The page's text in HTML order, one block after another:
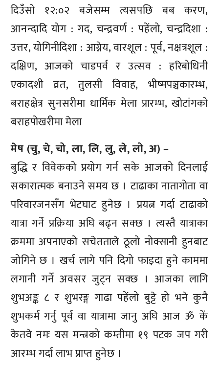
दिउँसो १२:०२ बजेसम्म त्यसपछि बब करण,
आनन्दादि योग : गद, चन्द्रवर्ण : पहेंलो, चन्द्रदिशा :
उत्तर, योगिनीदिशा : आग्नेय, वारशूल : पूर्व, नक्षत्रशूल :
दक्षिण, आजको चाडपर्व र उत्सव : हरिबोधिनी
एकादशी व्रत, तुलसी विवाह, भीष्मपञ्चकारम्भ,
बराहक्षेत्र सुनसरीमा धार्मिक मेला प्रारम्भ, खोटांगको
बराहपोखरीमा मेला
मेष (चु, चे, चो, ला, लि, लु, ले, लो, अ) –
बुद्धि र विवेकको प्रयोग गर्न सके आजको दिनलाई
सकारात्मक बनाउने समय छ । टाढाका नातागोता वा
परिवारजनसँग भेटघाट हुनेछ । प्रयत्न गर्दा टाढाको
यात्रा गर्ने प्रक्रिया अघि बढ्न सक्छ । त्यस्तै यात्राका
क्रममा अपनाएको सचेतताले ठूलो नोक्सानी हुनबाट
जोगिने छ । खर्च लागे पनि दिगो फाइदा हुने काममा
लगानी गर्ने अवसर जुट्न सक्छ । आजका लागि
शुभअङ्क ८ र शुभरङ्ग गाढा पहेंलो बुट्टे हो भने कुनै
शुभकर्म गर्नु पूर्व वा यात्रामा जानु अघि आज ॐ कें
केतवे नमः यस मन्त्रको कम्तीमा १९ पटक जप गरी
आरम्भ गर्दा लाभ प्राप्त हुनेछ ।